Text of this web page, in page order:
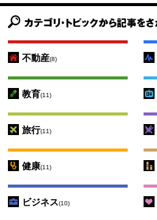
不動産(8)
教育(11)
旅行(11)
健康(11)
ビジネス(10)